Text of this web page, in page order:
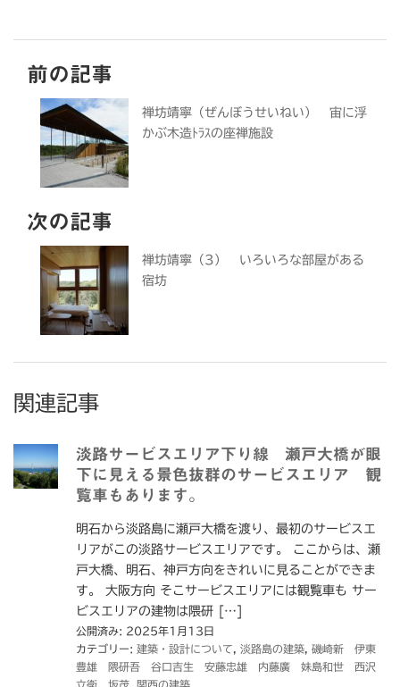
前の記事
禅坊靖寧（ぜんぼうせいねい） 宙に浮
かぶ木造ﾄﾗｽの座禅施設
次の記事
禅坊靖寧（3） いろいろな部屋がある
宿坊
関連記事
淡路サービスエリア下り線 瀬戸大橋が眼
下に見える景色抜群のサービスエリア 観
覧車もあります。
明石から淡路島に瀬戸大橋を渡り、最初のサービスエ
リアがこの淡路サービスエリアです。 ここからは、瀬
戸大橋、明石、神戸方向をきれいに見ることができま
す。 大阪方向 そこサービスエリアには観覧車も サー
ビスエリアの建物は隈研 […]
公開済み: 2025年1月13日
カテゴリー: 建築・設計について 淡路島の建築
磯崎新 伊東
豊雄 隈研吾 谷口吉生 安藤忠雄 内藤廣 妹島和世 西沢
立衛 坂茂
関西の建築